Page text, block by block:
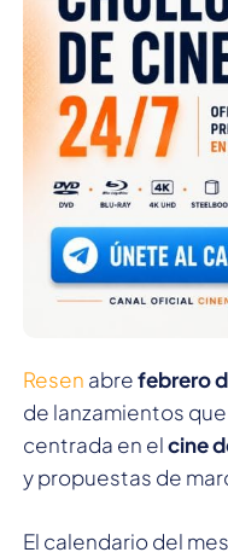
Resen abrefebrero
de lanzamientos
centrada en elcine
y propuestas de
El calendario del